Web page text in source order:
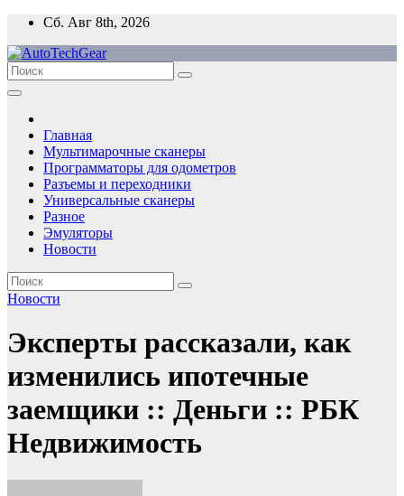
Перейти
содержимому
Сб. Авг 8th, 2026
Главная
Мультимарочные сканеры
Программаторы для одометров
Разъемы и переходники
Универсальные сканеры
Разное
Эмуляторы
Новости
Новости
Эксперты рассказали, как
изменились ипотечные
заемщики :: Деньги :: РБК
Недвижимость